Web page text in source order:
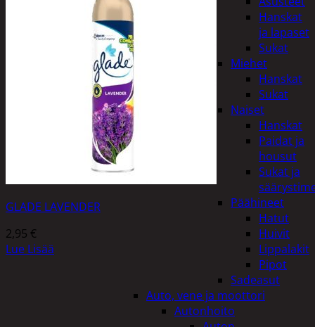
Hanskat
ja lapaset
Sukat
Miehet
Hanskat
Sukat
Naiset
Hanskat
Paidat ja
housut
Sukat ja
Päähineet
Hatut
Huivit
Lippalakit
Pipot
Sadeasut
Auto, vene ja moottori
Autonhoito
GLADE LAVENDER
2,95 €
Lue Lisää